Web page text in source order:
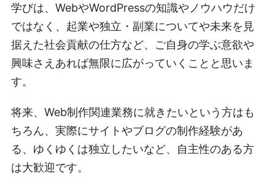
学びは、WebやWordPressの知識やノウハウだけ
ではなく、起業や独立・副業についてや未来を見
据えた社会貢献の仕方など、ご自身の学ぶ意欲や
興味さえあれば無限に広がっていくことと思いま
す。
将来、Web制作関連業務に就きたいという方はも
ちろん、実際にサイトやブログの制作経験があ
る、ゆくゆくは独立したいなど、自主性のある方
は大歓迎です。